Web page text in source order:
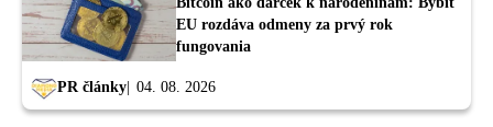
EU rozdáva odmeny za prvý rok
fungovania
PR články 04. 08. 2026